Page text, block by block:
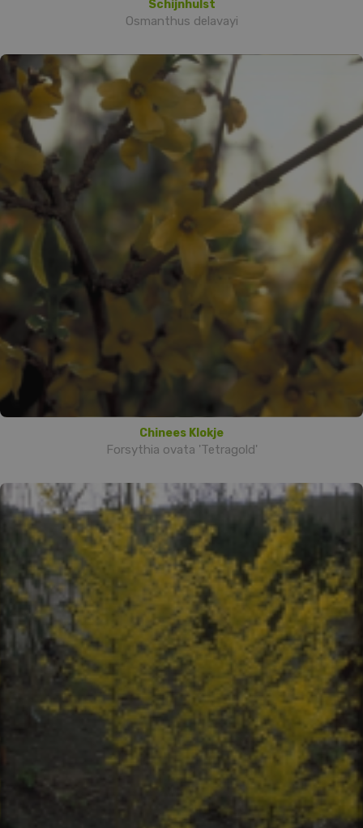
Schijnhulst
Osmanthus delavayi
Chinees Klokje
Forsythia ovata 'Tetragold'